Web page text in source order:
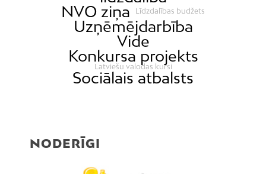
NVO ziņa
Līdzdalības budžets
Uzņēmējdarbība
Vide
Konkursa projekts
Latviešu valodas kursi
Sociālais atbalsts
NODERĪGI